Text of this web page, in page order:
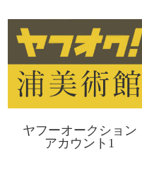
ヤフーオークション
アカウント1